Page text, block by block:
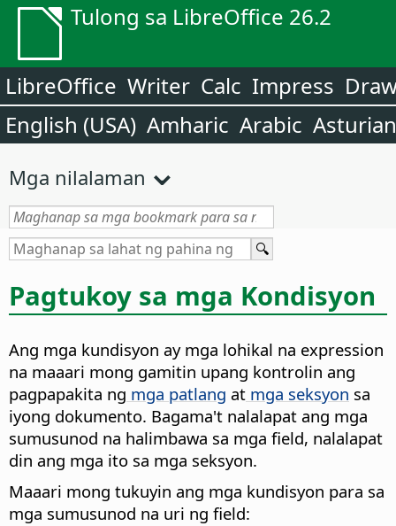
Tulong sa LibreOffice 26.2
LibreOffice Writer Calc Impress
English (USA) Amharic Arabic Asturian
Mga nilalaman
Pagtukoy sa mga Kondisyon
Ang mga kundisyon ay mga lohikal na expression
na maaari mong gamitin upang kontrolin ang
pagpapakita ng mga patlang at mga seksyon sa
iyong dokumento. Bagama't nalalapat ang mga
sumusunod na halimbawa sa mga field, nalalapat
din ang mga ito sa mga seksyon.
Maaari mong tukuyin ang mga kundisyon para sa
mga sumusunod na uri ng field: